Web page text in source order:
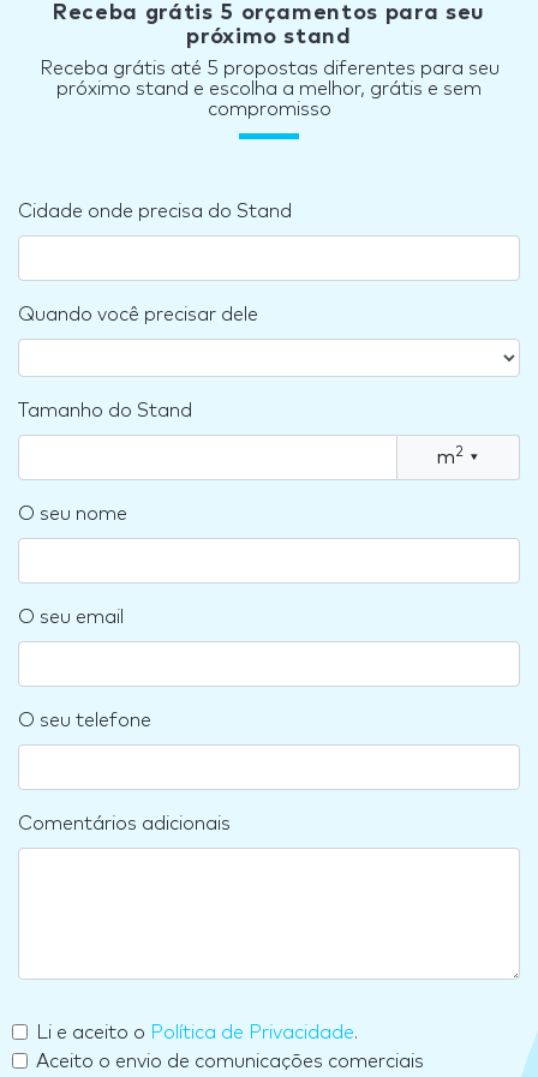
Receba grátis 5 orçamentos para seu
próximo stand
Receba grátis até 5 propostas diferentes para seu
próximo stand e escolha a melhor, grátis e sem
compromisso
Cidade onde precisa do Stand
Quando você precisar dele
Tamanho do Stand
m2 ▾
O seu nome
O seu email
O seu telefone
Comentários adicionais
Li e aceito o Política de Privacidade.
Aceito o envio de comunicações comerciais